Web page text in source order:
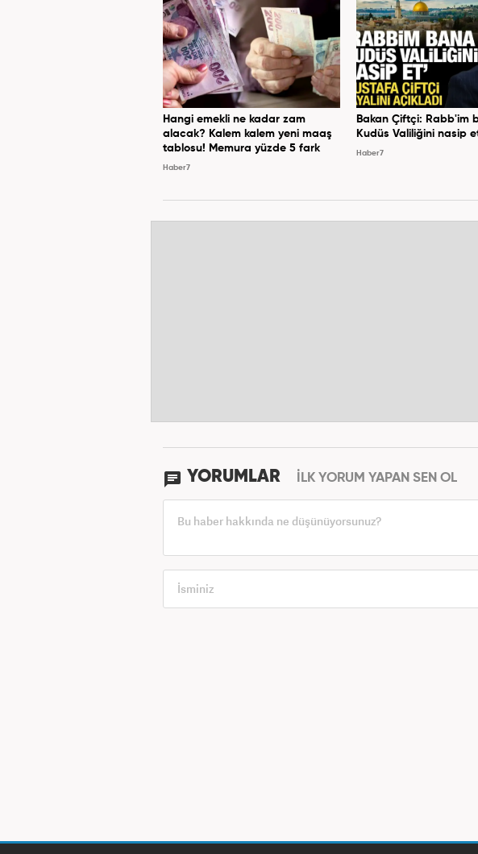
Hangi emekli ne kadar zam
alacak? Kalem kalem yeni maaş
tablosu! Memura yüzde 5 fark
Haber7
Bakan Çiftçi: Rabb'im
Kudüs Valiliğini nasip
Haber7
YORUMLAR İLK YORUM YAPAN SEN OL